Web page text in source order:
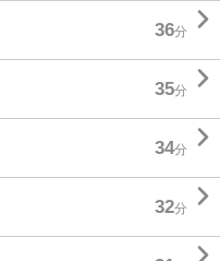
36分 
35分 
34分 
32分 